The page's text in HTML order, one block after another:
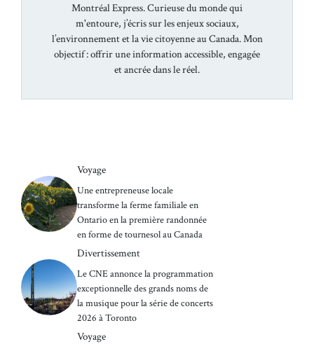
Montréal Express. Curieuse du monde qui
m'entoure, j’écris sur les enjeux sociaux,
l’environnement et la vie citoyenne au Canada. Mon
objectif : offrir une information accessible, engagée
et ancrée dans le réel.
Voyage
Une entrepreneuse locale
transforme la ferme familiale en
Ontario en la première randonnée
en forme de tournesol au Canada
Divertissement
Le CNE annonce la programmation
exceptionnelle des grands noms de
la musique pour la série de concerts
2026 à Toronto
Voyage